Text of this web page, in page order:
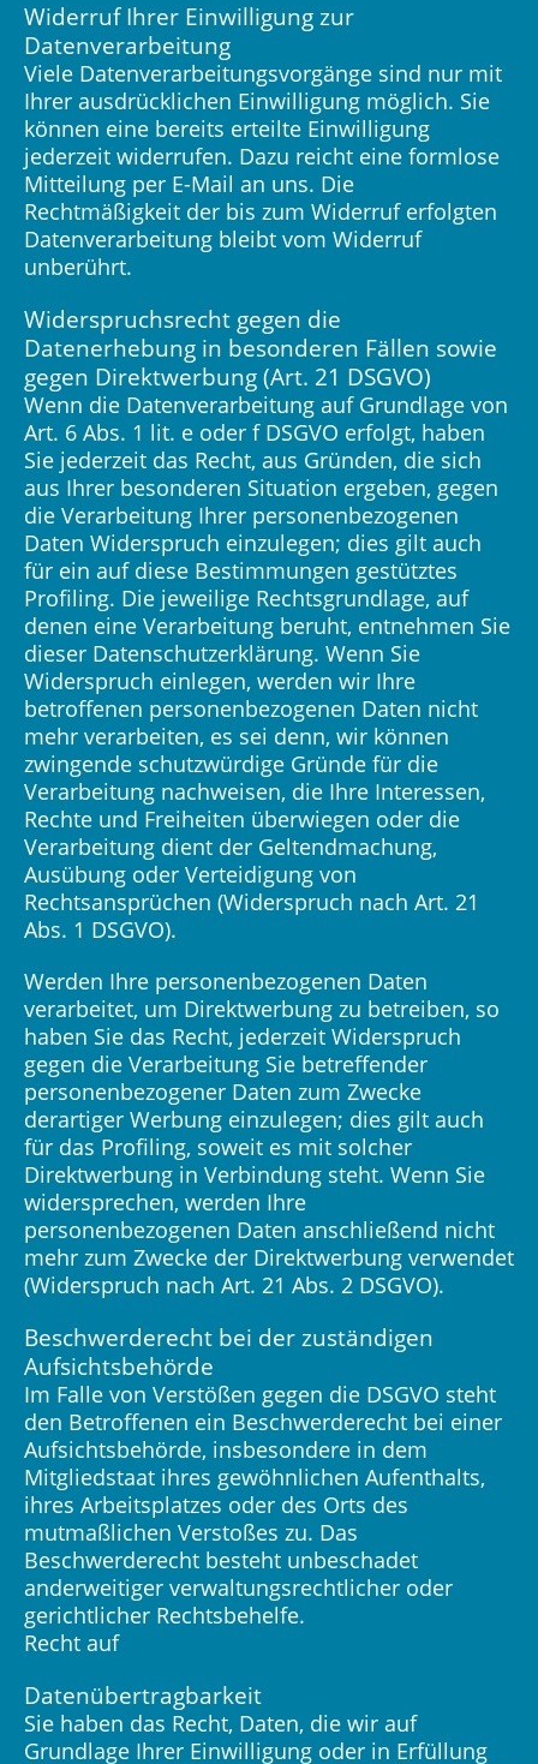
Widerruf Ihrer Einwilligung zur
Datenverarbeitung
Viele Datenverarbeitungsvorgänge sind nur mit
Ihrer ausdrücklichen Einwilligung möglich. Sie
können eine bereits erteilte Einwilligung
jederzeit widerrufen. Dazu reicht eine formlose
Mitteilung per E-Mail an uns. Die
Rechtmäßigkeit der bis zum Widerruf erfolgten
Datenverarbeitung bleibt vom Widerruf
unberührt.
Widerspruchsrecht gegen die
Datenerhebung in besonderen Fällen sowie
gegen Direktwerbung (Art. 21 DSGVO)
Wenn die Datenverarbeitung auf Grundlage von
Art. 6 Abs. 1 lit. e oder f DSGVO erfolgt, haben
Sie jederzeit das Recht, aus Gründen, die sich
aus Ihrer besonderen Situation ergeben, gegen
die Verarbeitung Ihrer personenbezogenen
Daten Widerspruch einzulegen; dies gilt auch
für ein auf diese Bestimmungen gestütztes
Profiling. Die jeweilige Rechtsgrundlage, auf
denen eine Verarbeitung beruht, entnehmen Sie
dieser Datenschutzerklärung. Wenn Sie
Widerspruch einlegen, werden wir Ihre
betroffenen personenbezogenen Daten nicht
mehr verarbeiten, es sei denn, wir können
zwingende schutzwürdige Gründe für die
Verarbeitung nachweisen, die Ihre Interessen,
Rechte und Freiheiten überwiegen oder die
Verarbeitung dient der Geltendmachung,
Ausübung oder Verteidigung von
Rechtsansprüchen (Widerspruch nach Art. 21
Abs. 1 DSGVO).
Werden Ihre personenbezogenen Daten
verarbeitet, um Direktwerbung zu betreiben, so
haben Sie das Recht, jederzeit Widerspruch
gegen die Verarbeitung Sie betreffender
personenbezogener Daten zum Zwecke
derartiger Werbung einzulegen; dies gilt auch
für das Profiling, soweit es mit solcher
Direktwerbung in Verbindung steht. Wenn Sie
widersprechen, werden Ihre
personenbezogenen Daten anschließend nicht
mehr zum Zwecke der Direktwerbung verwendet
(Widerspruch nach Art. 21 Abs. 2 DSGVO).
Beschwerderecht bei der zuständigen
Aufsichtsbehörde
Im Falle von Verstößen gegen die DSGVO steht
den Betroffenen ein Beschwerderecht bei einer
Aufsichtsbehörde, insbesondere in dem
Mitgliedstaat ihres gewöhnlichen Aufenthalts,
ihres Arbeitsplatzes oder des Orts des
mutmaßlichen Verstoßes zu. Das
Beschwerderecht besteht unbeschadet
anderweitiger verwaltungsrechtlicher oder
gerichtlicher Rechtsbehelfe.
Recht auf
Datenübertragbarkeit
Sie haben das Recht, Daten, die wir auf
Grundlage Ihrer Einwilligung oder in Erfüllung